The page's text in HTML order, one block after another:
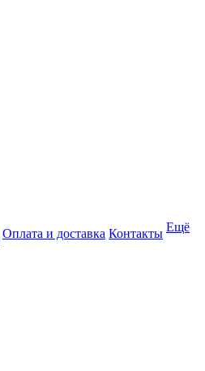
Оплата и доставка Контакты Ещё